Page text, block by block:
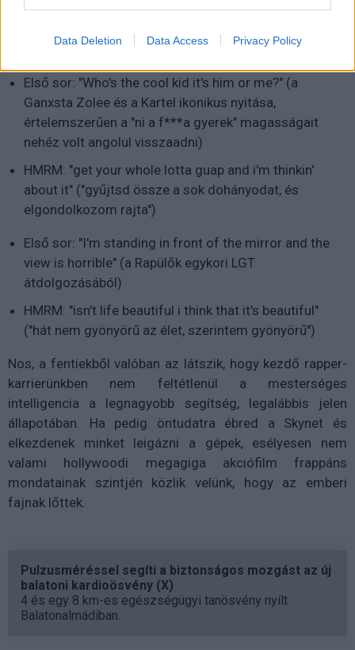
Data Deletion Data Access Privacy Policy
Végül bedobtuk az eddig is harmatosan teljesítő AI-t a
teszteltük.
Első sor: "Who's the cool kid it's him or me?" (a
Ganxsta Zolee és a Kartel ikonikus nyitása,
értelemszerűen a "ni a f***a gyerek" magasságait
nehéz volt angolul visszaadni)
HMRM: "get your whole lotta guap and i'm thinkin'
about it" ("gyűjtsd össze a sok dohányodat, és
elgondolkozom rajta")
Első sor: "I'm standing in front of the mirror and the
view is horrible" (a Rapülők egykori LGT
átdolgozásából)
HMRM: "isn't life beautiful i think that it's beautiful"
("hát nem gyönyörű az élet, szerintem gyönyörű")
Nos, a fentiekből valóban az látszik, hogy kezdő rapper-
karrierünkben nem feltétlenül a mesterséges
intelligencia a legnagyobb segítség, legalábbis jelen
állapotában. Ha pedig öntudatra ébred a Skynet és
elkezdenek minket leigázni a gépek, esélyesen nem
valami hollywoodi megagiga akciófilm frappáns
mondatainak szintjén közlik velünk, hogy az emberi
fajnak lőttek.
Pulzusméréssel segíti a biztonságos mozgást az új
balatoni kardioösvény (X)
4 és egy 8 km-es egészségügyi tanösvény nyílt
Balatonalmádiban.